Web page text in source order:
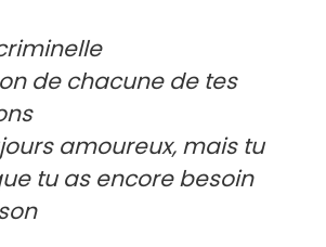
de chacune de tes
amoureux, mais tu
tu as encore besoin